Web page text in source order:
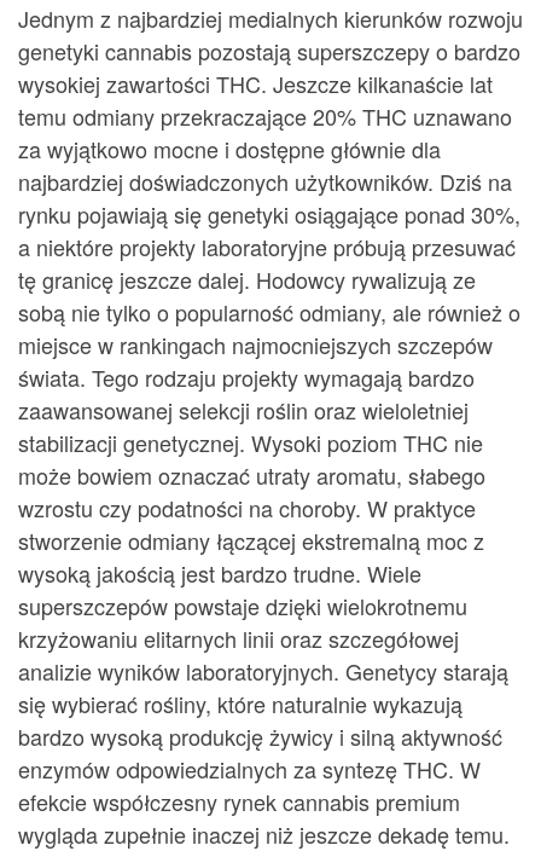
Jednym z najbardziej medialnych kierunków rozwoju
genetyki cannabis pozostają superszczepy o bardzo
wysokiej zawartości THC. Jeszcze kilkanaście lat
temu odmiany przekraczające 20% THC uznawano
za wyjątkowo mocne i dostępne głównie dla
najbardziej doświadczonych użytkowników. Dziś na
rynku pojawiają się genetyki osiągające ponad 30%,
a niektóre projekty laboratoryjne próbują przesuwać
tę granicę jeszcze dalej. Hodowcy rywalizują ze
sobą nie tylko o popularność odmiany, ale również o
miejsce w rankingach najmocniejszych szczepów
świata. Tego rodzaju projekty wymagają bardzo
zaawansowanej selekcji roślin oraz wieloletniej
stabilizacji genetycznej. Wysoki poziom THC nie
może bowiem oznaczać utraty aromatu, słabego
wzrostu czy podatności na choroby. W praktyce
stworzenie odmiany łączącej ekstremalną moc z
wysoką jakością jest bardzo trudne. Wiele
superszczepów powstaje dzięki wielokrotnemu
krzyżowaniu elitarnych linii oraz szczegółowej
analizie wyników laboratoryjnych. Genetycy starają
się wybierać rośliny, które naturalnie wykazują
bardzo wysoką produkcję żywicy i silną aktywność
enzymów odpowiedzialnych za syntezę THC. W
efekcie współczesny rynek cannabis premium
wygląda zupełnie inaczej niż jeszcze dekadę temu.